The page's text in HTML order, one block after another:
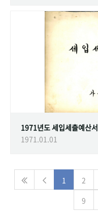
1971년도 세입세출예산서
1971.01.01
1 2
9